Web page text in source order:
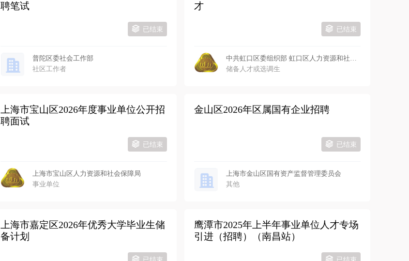
聘笔试
已结束
普陀区委社会工作部
社区工作者
才
已结束
中共虹口区委组织部 虹口区人力资源和社会保障局
储备人才或选调生
上海市宝山区2026年度事业单位公开招
聘面试
已结束
上海市宝山区人力资源和社会保障局
事业单位
金山区2026年区属国有企业招聘
已结束
上海市金山区国有资产监督管理委员会
其他
上海市嘉定区2026年优秀大学毕业生储
备计划
已结束
鹰潭市2025年上半年事业单位人才专场
引进（招聘）（南昌站）
已结束